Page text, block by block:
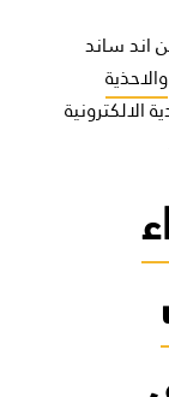
ساند
والاحذية
الالكترونية